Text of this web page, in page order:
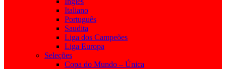
Italiano
Português
Saudita
Liga dos Campeões
Liga Europa
Seleções
Copa do Mundo – Única